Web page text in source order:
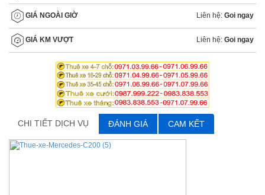
GIÁ NGOÀI GIỜ Liên hệ: Goi ngay
GIÁ KM VƯỢT Liên hệ: Goi ngay
CHI TIẾT DỊCH VỤ ĐÁNH GIÁ CAM KẾT